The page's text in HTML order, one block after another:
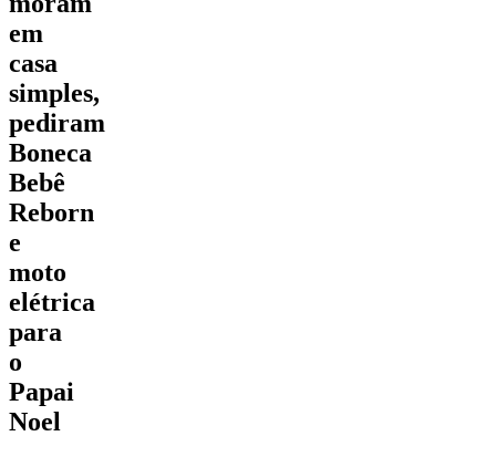
em
casa
simples,
pediram
Boneca
Bebê
Reborn
e
moto
elétrica
para
o
Papai
Noel